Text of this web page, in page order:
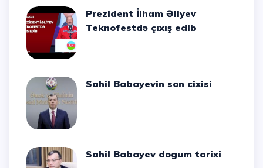
Prezident İlham Əliyev
Teknofestdə çıxış edib
Sahil Babayevin son cixisi
Sahil Babayev dogum tarixi